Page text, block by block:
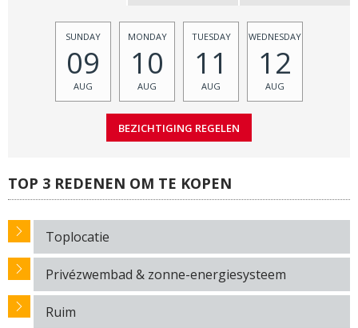
SUNDAY
09
AUG
MONDAY
10
AUG
TUESDAY
11
AUG
WEDNESDAY
12
AUG
TOP 3 REDENEN OM TE KOPEN
Toplocatie
Privézwembad & zonne-energiesysteem
Ruim